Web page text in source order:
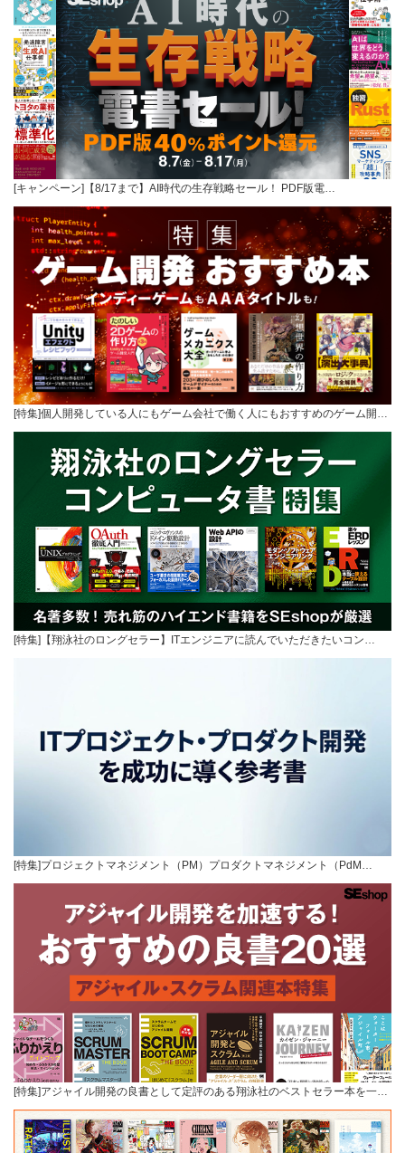
[キャンペーン]【8/17まで】AI時代の生存戦略セール！ PDF版電…
[特集]個人開発している人にもゲーム会社で働く人にもおすすめのゲーム開…
[特集]【翔泳社のロングセラー】ITエンジニアに読んでいただきたいコン…
[特集]プロジェクトマネジメント（PM）プロダクトマネジメント（PdM…
[特集]アジャイル開発の良書として定評のある翔泳社のベストセラー本を一…